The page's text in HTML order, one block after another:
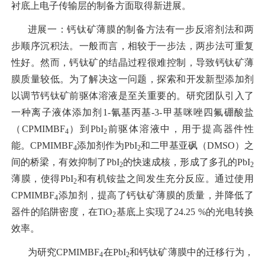
衬底上电子传输层的制备方面取得新进展。
进展一：钙钛矿薄膜的制备方法有一步反溶剂法和两
步顺序沉积法。一般而言，相较于一步法，两步法可重复
性好。然而，钙钛矿的结晶过程很难控制，导致钙钛矿薄
膜质量较低。为了解决这一问题，探索和开发新型添加剂
以调节钙钛矿前驱体溶液是至关重要的。研究团队引入了
一种离子液体添加剂1-氰基丙基-3-甲基咪唑四氟硼酸盐
（CPMIMBF4 ）到PbI2前驱体溶液中，用于提高器件性
能。CPMIMBF4添加剂作为PbI2和二甲基亚砜（DMSO）之
间的桥梁，有效抑制了PbI2的快速成核，形成了多孔的PbI2
薄膜，使得PbI2和有机铵盐之间发生充分反应。通过使用
CPMIMBF4添加剂，提高了钙钛矿薄膜的质量，并降低了
器件的陷阱密度，在TiO2基底上实现了24.25 %的光电转换
效率。
为研究CPMIMBF4在PbI2和钙钛矿薄膜中的迁移行为，